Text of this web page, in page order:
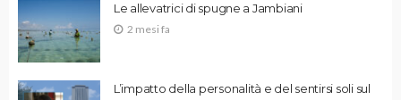
Le allevatrici di spugne a Jambiani
2 mesi fa
L’impatto della personalità e del sentirsi soli sul